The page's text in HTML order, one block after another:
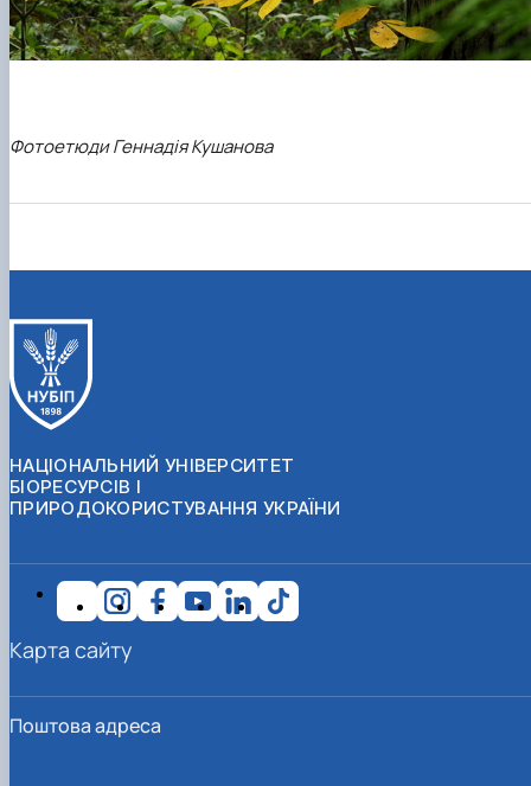
Фотоетюди Геннадія Кушанова
НАЦІОНАЛЬНИЙ УНІВЕРСИТЕТ
БІОРЕСУРСІВ І
ПРИРОДОКОРИСТУВАННЯ УКРАЇНИ
Поштова адреса
Карта сайту